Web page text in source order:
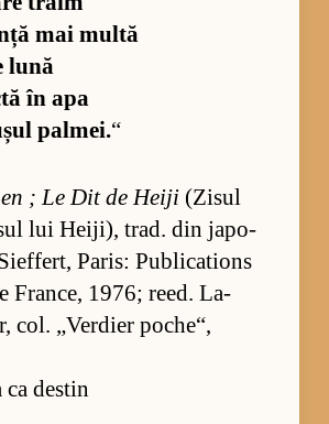
mai multă
lună
în apa
pal­mei.“
; Le Dit de Heiji (Zi­sul
lui Hei­ji), trad. din ja­po­
Pa­ris: Pu­bli­ca­tions
Fran­ce, 1976; re­ed. La­
col. „Ver­dier po­che“,
ca destin